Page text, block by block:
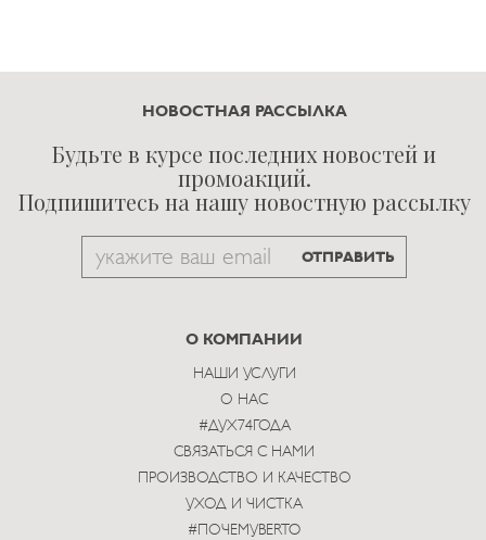
НОВОСТНАЯ РАССЫЛКА
Будьте в курсе последних новостей и
промоакций.
Подпишитесь на нашу новостную рассылку
Email
subscribe
ОТПРАВИТЬ
О КОМПАНИИ
НАШИ УСЛУГИ
О НАС
#ДУХ74ГОДА
СВЯЗАТЬСЯ С НАМИ
ПРОИЗВОДСТВО И КАЧЕСТВО
УХОД И ЧИСТКА
#ПОЧЕМУBERTO